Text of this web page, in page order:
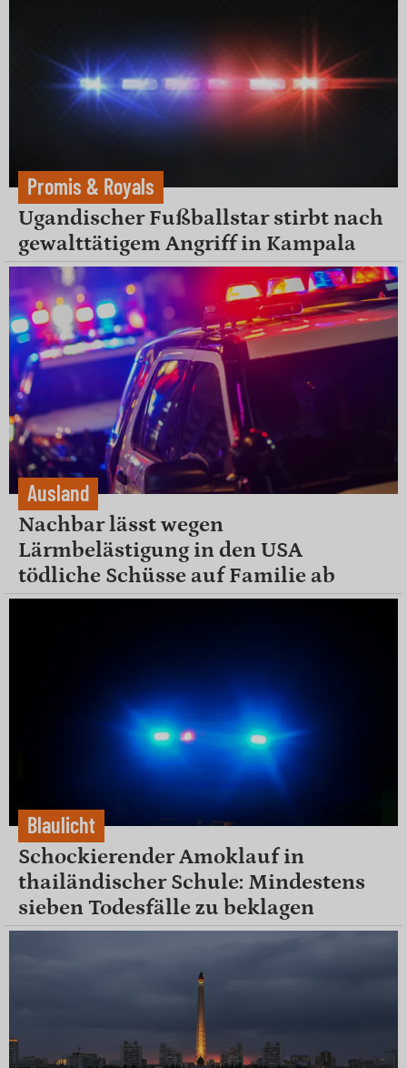
Promis & Royals
Ugandischer Fußballstar stirbt nach
gewalttätigem Angriff in Kampala
Ausland
Nachbar lässt wegen
Lärmbelästigung in den USA
tödliche Schüsse auf Familie ab
Blaulicht
Schockierender Amoklauf in
thailändischer Schule: Mindestens
sieben Todesfälle zu beklagen